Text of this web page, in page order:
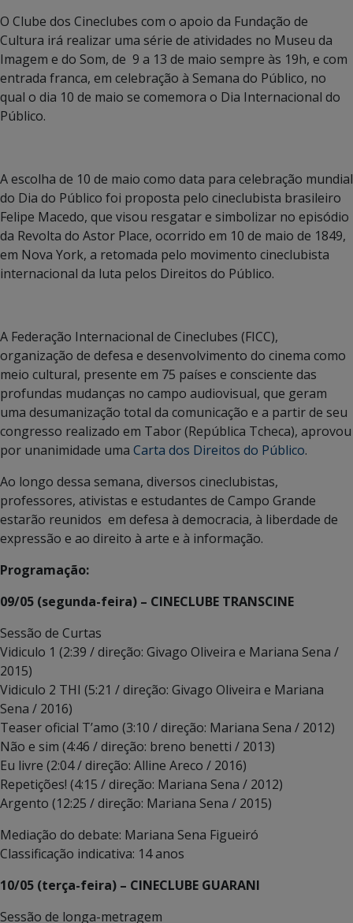
O Clube dos Cineclubes com o apoio da Fundação de
Cultura irá realizar uma série de atividades no Museu da
Imagem e do Som, de 9 a 13 de maio sempre às 19h, e com
entrada franca, em celebração à Semana do Público, no
qual o dia 10 de maio se comemora o Dia Internacional do
Público.
A escolha de 10 de maio como data para celebração mundial
do Dia do Público foi proposta pelo cineclubista brasileiro
Felipe Macedo, que visou resgatar e simbolizar no episódio
da Revolta do Astor Place, ocorrido em 10 de maio de 1849,
em Nova York, a retomada pelo movimento cineclubista
internacional da luta pelos Direitos do Público.
A Federação Internacional de Cineclubes (FICC),
organização de defesa e desenvolvimento do cinema como
meio cultural, presente em 75 países e consciente das
profundas mudanças no campo audiovisual, que geram
uma desumanização total da comunicação e a partir de seu
congresso realizado em Tabor (República Tcheca), aprovou
por unanimidade uma Carta dos Direitos do Público.
Ao longo dessa semana, diversos cineclubistas,
professores, ativistas e estudantes de Campo Grande
estarão reunidos em defesa à democracia, à liberdade de
expressão e ao direito à arte e à informação.
Programação:
09/05 (segunda-feira) – CINECLUBE TRANSCINE
Sessão de Curtas
Vidiculo 1 (2:39 / direção: Givago Oliveira e Mariana Sena /
2015)
Vidiculo 2 THI (5:21 / direção: Givago Oliveira e Mariana
Sena / 2016)
Teaser oficial T’amo (3:10 / direção: Mariana Sena / 2012)
Não e sim (4:46 / direção: breno benetti / 2013)
Eu livre (2:04 / direção: Alline Areco / 2016)
Repetições! (4:15 / direção: Mariana Sena / 2012)
Argento (12:25 / direção: Mariana Sena / 2015)
Mediação do debate: Mariana Sena Figueiró
Classificação indicativa: 14 anos
10/05 (terça-feira) – CINECLUBE GUARANI
Sessão de longa-metragem